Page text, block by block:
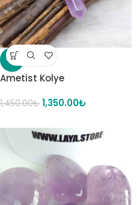
-7%
Ametist Kolye
1,450.00₺ 1,350.00₺